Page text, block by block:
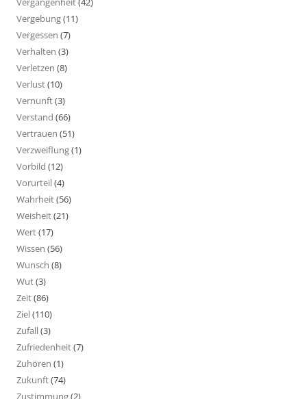
Vergebung(11)
Vergessen (7)
Verhalten (3)
Verletzen (8)
Verlust(10)
Vernunft(3)
Verstand (66)
Vertrauen (51)
Verzweiflung(1)
Vorbild (12)
Vorurteil(4)
Wahrheit(56)
Weisheit(21)
Wert(17)
Wissen (56)
Wunsch (8)
Wut(3)
Zeit(86)
Ziel(110)
Zufall(3)
Zufriedenheit(7)
Zuhören (1)
Zukunft(74)
Zustimmung(2)